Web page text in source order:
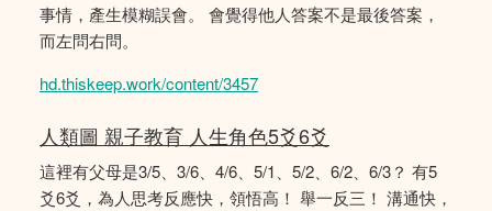
事情，產生模糊誤會。 會覺得他人答案不是最後答案，
而左問右問。
hd.thiskeep.work/content/3457
人類圖 親子教育 人生角色5爻6爻
這裡有父母是3/5、3/6、4/6、5/1、5/2、6/2、6/3？ 有5
爻6爻，為人思考反應快，領悟高！ 舉一反三！ 溝通快，